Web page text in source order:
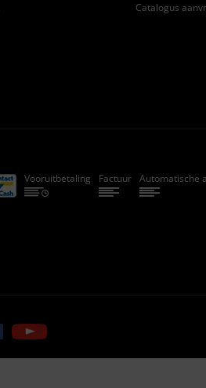
Catalogus
Vooruitbetaling Factuur Automatische